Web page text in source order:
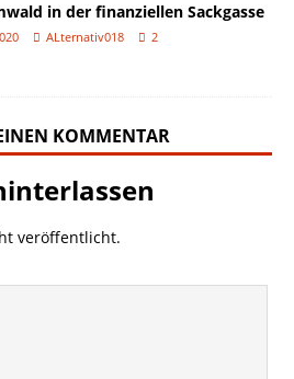
in der finanziellen Sackgasse
ALternativ018 2
KOMMENTAR
veröffentlicht.